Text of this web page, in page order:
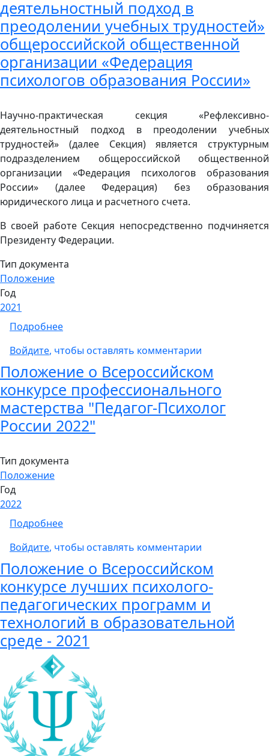
деятельностный подход в
преодолении учебных трудностей»
общероссийской общественной
организации «Федерация
психологов образования России»
Научно-практическая секция «Рефлексивно-
деятельностный подход в преодолении учебных
трудностей» (далее Секция) является структурным
подразделением общероссийской общественной
организации «Федерация психологов образования
России» (далее Федерация) без образования
юридического лица и расчетного счета.
В своей работе Секция непосредственно подчиняется
Президенту Федерации.
Тип документа
Положение
Год
2021
Подробнеео Положение о научно-практической
Войдите, чтобы оставлять комментарии
Положение о Всероссийском
конкурсе профессионального
мастерства "Педагог-Психолог
России 2022"
Тип документа
Положение
Год
2022
Подробнеео Положение о Всероссийском конкурсе
Войдите, чтобы оставлять комментарии
Положение о Всероссийском
конкурсе лучших психолого-
педагогических программ и
технологий в образовательной
среде - 2021